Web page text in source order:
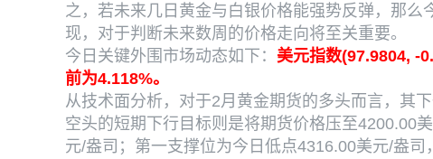
之，若未来几日黄金与白银价格能强势反弹，那么
现，对于判断未来数周的价格走向将至关重要。
今日关键外围市场动态如下： 美元指数(97.9804, -
前为4.118%。
从技术面分析，对于2月黄金期货的多头而言，其
空头的短期下行目标则是将期货价格压至4200.00
元/盎司；第一支撑位为今日低点4316.00美元/盎司